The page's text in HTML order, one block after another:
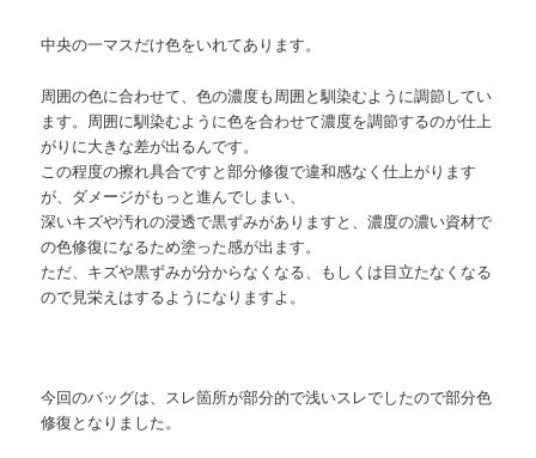
中央の一マスだけ色をいれてあります。
周囲の色に合わせて、色の濃度も周囲と馴染むように調節してい
ます。周囲に馴染むように色を合わせて濃度を調節するのが仕上
がりに大きな差が出るんです。
この程度の擦れ具合ですと部分修復で違和感なく仕上がります
が、ダメージがもっと進んでしまい、
深いキズや汚れの浸透で黒ずみがありますと、濃度の濃い資材で
の色修復になるため塗った感が出ます。
ただ、キズや黒ずみが分からなくなる、もしくは目立たなくなる
ので見栄えはするようになりますよ。
今回のバッグは、スレ箇所が部分的で浅いスレでしたので部分色
修復となりました。